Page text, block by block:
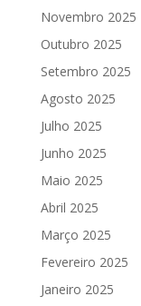
Novembro 2025
Outubro 2025
Setembro 2025
Agosto 2025
Julho 2025
Junho 2025
Maio 2025
Abril 2025
Março 2025
Fevereiro 2025
Janeiro 2025